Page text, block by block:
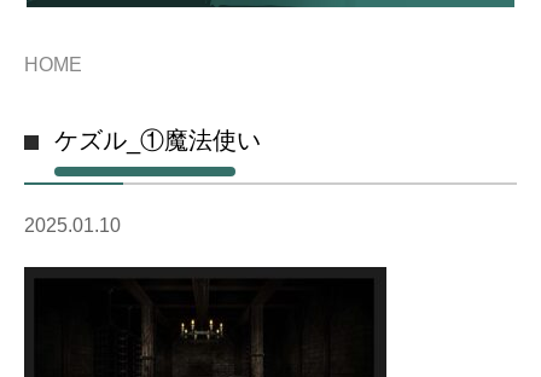
HOME
ケズル_①魔法使い
2025.01.10